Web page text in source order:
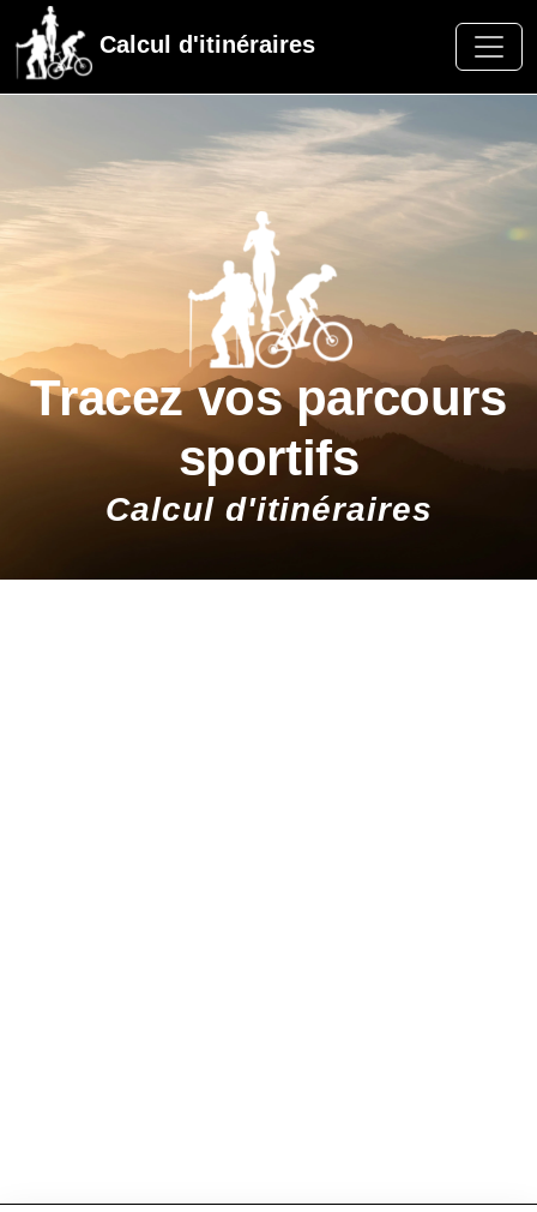
Calcul d'itinéraires
Tracez vos parcours
sportifs
Calcul d'itinéraires